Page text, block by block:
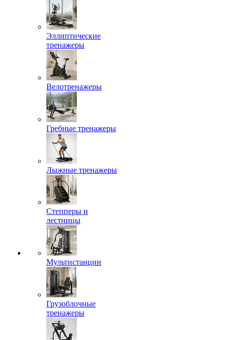
Эллиптические
тренажеры
Велотренажеры
Гребные тренажеры
Лыжные тренажеры
Степперы и
лестницы
Мультистанции
Грузоблочные
тренажеры